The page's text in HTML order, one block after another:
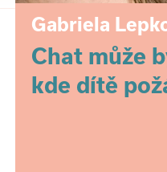
Gabriela
Chat může
kde dítě